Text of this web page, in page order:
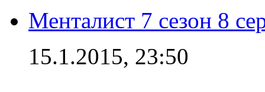
Менталист 7 сезон 8
15.1.2015, 23:50